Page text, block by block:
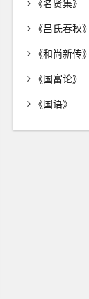
《名贤集》
《吕氏春秋》
《和尚新传》
《国富论》
《国语》